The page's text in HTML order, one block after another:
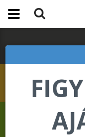
Szabó